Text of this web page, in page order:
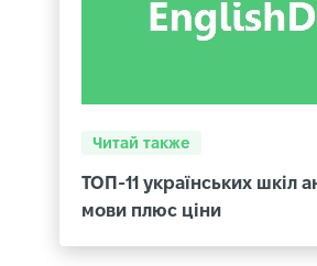
Читай также
ТОП-11 українських шкіл
мови плюс ціни